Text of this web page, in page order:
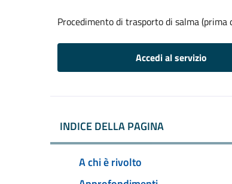
Procedimento di trasporto di salma
Accedi al servizio
INDICE DELLA PAGINA
A chi è rivolto